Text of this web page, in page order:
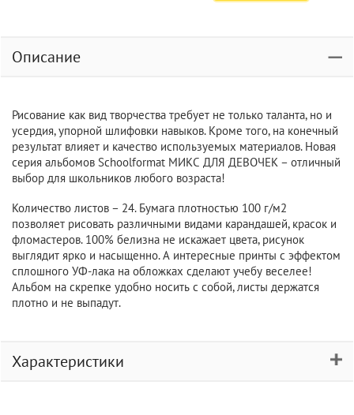
Описание
Рисование как вид творчества требует не только таланта, но и
усердия, упорной шлифовки навыков. Кроме того, на конечный
результат влияет и качество используемых материалов. Новая
серия альбомов Schoolformat МИКС ДЛЯ ДЕВОЧЕК – отличный
выбор для школьников любого возраста!
Количество листов – 24. Бумага плотностью 100 г/м2
позволяет рисовать различными видами карандашей, красок и
фломастеров. 100% белизна не искажает цвета, рисунок
выглядит ярко и насыщенно. А интересные принты с эффектом
сплошного УФ-лака на обложках сделают учебу веселее!
Альбом на скрепке удобно носить с собой, листы держатся
плотно и не выпадут.
Характеристики